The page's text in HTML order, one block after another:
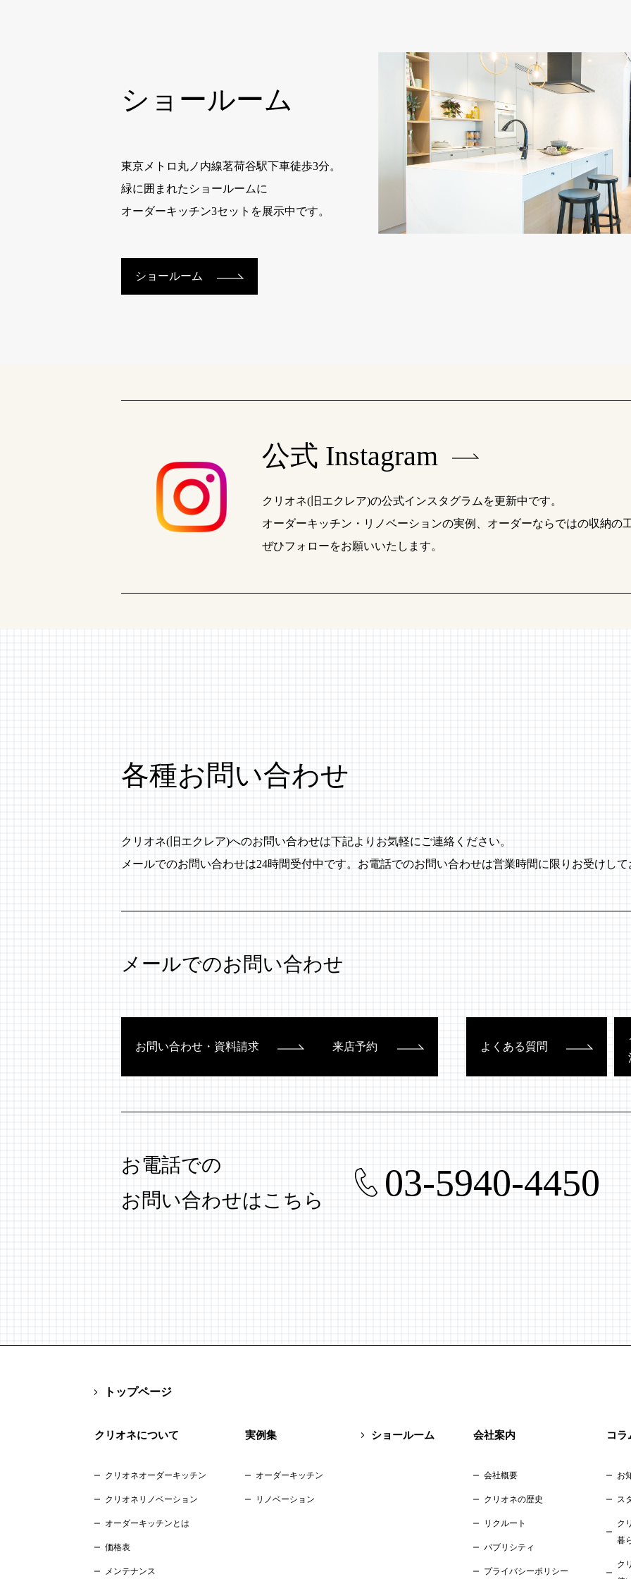
ショールーム
東京メトロ丸ノ内線茗荷谷駅下車徒歩3分。
緑に囲まれたショールームに
オーダーキッチン3セットを展示中です。
ショールーム
公式 Instagram
クリオネ(旧エクレア)の公式インスタグラムを更新中です。
オーダーキッチン・リノベーションの実例、オーダーならではの収納の
ぜひフォローをお願いいたします。
各種お問い合わせ
クリオネ(旧エクレア)へのお問い合わせは下記よりお気軽にご連絡ください。
メールでのお問い合わせは24時間受付中です。お電話でのお問い合わせは営業時間に限りお受けして
メールでのお問い合わせ
お問い合わせ・資料請求 来店予約 よくある質問
お電話での
お問い合わせはこちら
03-5940-4450
トップページ
クリオネについて
クリオネオーダーキッチン
クリオネリノベーション
オーダーキッチンとは
価格表
メンテナンス
実例集
オーダーキッチン
リノベーション
ショールーム 会社案内
会社概要
クリオネの歴史
リクルート
パブリシティ
プライバシーポリシー
コラ
お
ス
ク
暮
ク